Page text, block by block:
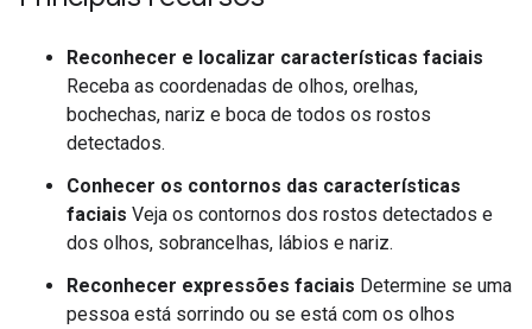
Reconhecer e localizar características faciais
Receba as coordenadas de olhos, orelhas,
bochechas, nariz e boca de todos os rostos
detectados.
Conhecer os contornos das características
faciais Veja os contornos dos rostos detectados e
dos olhos, sobrancelhas, lábios e nariz.
Reconhecer expressões faciais Determine se uma
pessoa está sorrindo ou se está com os olhos